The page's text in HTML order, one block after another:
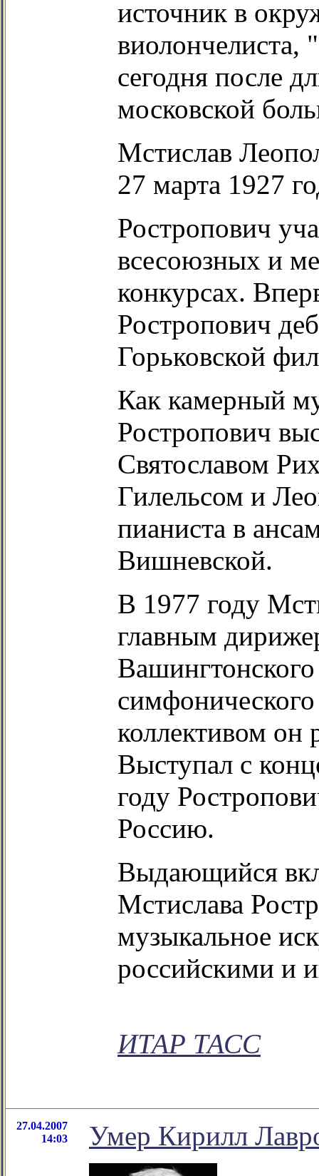
источник в
виолончелиста,
сегодня после
московской
Мстислав
27 марта 1927
Ростропович
всесоюзных и
конкурсах.
Ростропович
Горьковской
Как камерный
Ростропович
Святославом
Гилельсом и
пианиста в
Вишневской.
В 1977 году
главным
коллективом он
Выступал с
году
Россию.
Выдающийся
Мстислава
музыкальное
российскими и
ИТАР ТАСС
27.04.2007
14:03
Умер Кирилл